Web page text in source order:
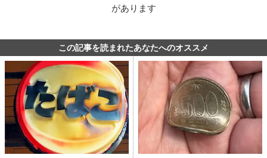
があります
この記事を読まれたあなたへのオススメ